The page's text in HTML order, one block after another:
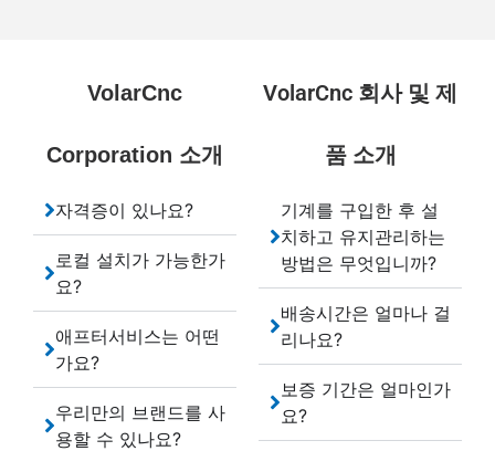
VolarCnc
Corporation 소개
자격증이 있나요?
로컬 설치가 가능한가
요?
애프터서비스는 어떤
가요?
우리만의 브랜드를 사
용할 수 있나요?
VolarCnc 회사 및 제
품 소개
기계를 구입한 후 설
치하고 유지관리하는
방법은 무엇입니까?
배송시간은 얼마나 걸
리나요?
보증 기간은 얼마인가
요?